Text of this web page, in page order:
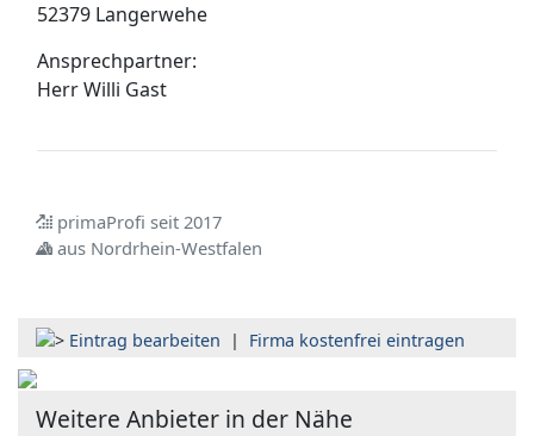
52379 Langerwehe
Ansprechpartner:
HerrWilli Gast
primaProfi seit 2017
aus Nordrhein-Westfalen
Eintrag bearbeiten | Firma kostenfrei eintragen
Weitere Anbieter in der Nähe